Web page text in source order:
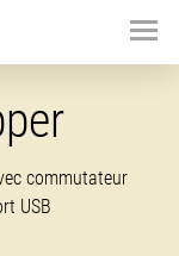
commutateur
USB